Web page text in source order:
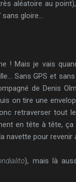
aléatoire au
gloire...
Mais je vais
Sans GPS et
de Denis
on tire une
retraverser tout
en tête à tête,
pour revenir
), mais là